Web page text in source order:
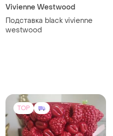
Vivienne Westwood
Подставка black vivienne
westwood
TOP